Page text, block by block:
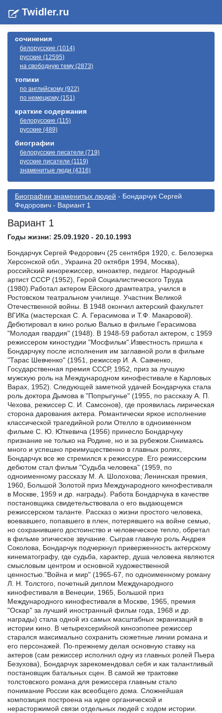
Twidler.ru
сочинения
белорусские (1014)
русские (12595)
на свободную тему (2873)
топики
по английскому (922)
по немецкому (151)
краткие содержания
белорусские (115)
русские (489)
биографии
белорусские писатели (719)
русские писатели (1119)
знаменитые люди (4316)
Биографии знаменитых людей - Бондарчук Сергей
Федорович - Вариант 1
Вариант 1
Годы жизни: 25.09.1920 - 20.10.1993
Бондарчук Сергей Федорович (25 сентября 1920, с. Белозерка
Херсонской обл., Украина 20 октября 1994, Москва),
российский кинорежиссер, киноактер, педагог. Народный
артист СССР (1952), Герой Социалистического Труда
(1980).Работал актером Ейского драмтеатра, учился в
Ростовском театральном училище. Участник Великой
Отечественной войны. В 1948 окончил актерский факультет
ВГИКа (мастерская С. А. Герасимова и Т.Ф. Макаровой).
Дебютировал в кино ролью Валько в фильме Герасимова
"Молодая гвардия" (1948). В 1948-59 работал актером, с 1959
режиссером киностудии "Мосфильм".Известность пришла к
Бондарчуку после исполнения им заглавной роли в фильме
"Тарас Шевченко" (1951, режиссер И. А. Савченко,
Государственная премия СССР, 1952, приз за лучшую
мужскую роль на Международном кинофестивале в Карловых
Варах, 1952). Следующей заметной удачей Бондарчука стала
роль доктора Дымова в "Попрыгунье" (1955, по рассказу А. П.
Чехова, режиссер С. И. Самсонов), где проявилась лирическая
сторона дарования актера. Романтически яркое исполнение
классической трагедийной роли Отелло в одноименном
фильме С. Ю. Юткевича (1956) принесло Бондарчуку
признание не только на Родине, но и за рубежом.Снимаясь
много и успешно преимущественно в главных ролях,
Бондарчук все же стремился к режиссуре. Его режиссерским
дебютом стал фильм "Судьба человека" (1959, по
одноименному рассказу М. А. Шолохова; Ленинская премия,
1960, Большой Золотой приз Международного кинофестиваля
в Москве, 1959 и др. награды). Работа Бондарчука в качестве
постановщика свидетельствовала о его выдающемся
режиссерском таланте. Рассказ о жизни простого человека,
воевавшего, попавшего в плен, потерявшего на войне семью,
но сохранившего достоинство и человеческое тепло, обретал
в фильме эпическое звучание. Сыграв главную роль Андрея
Соколова, Бондарчук подчеркнул приверженность актерскому
кинематографу, где судьба, характер, душа человека являются
смысловым центром и основной художественной
ценностью."Война и мир" (1965-67, по одноименному роману
Л. Н. Толстого, почетный диплом Международного
кинофестиваля в Венеции, 1965, Большой приз
Международного кинофестиваля в Москве, 1965, премия
"Оскар" за лучший иностранный фильм года, 1968 и др.
награды) стала одной из самых масштабных экранизаций в
истории кино. В четырехсерийной киноэпопее режиссер
старался максимально сохранить сюжетные линии романа и
его персонажей. По-прежнему делая основную ставку на
актеров (сам режиссер исполнил одну из главных ролей Пьера
Безухова), Бондарчук зарекомендовал себя и как талантливый
постановщик батальных сцен. В самой же трактовке
толстовского романа для режиссера главным стало
понимание России как всеобщего дома. Сложнейшая
композиция построена на идее органической и
нерасторжимой связи отдельных людей с ходом истории.